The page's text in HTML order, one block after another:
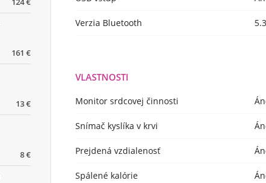
Verzia Bluetooth 5.3
VLASTNOSTI
Monitor srdcovej činnosti
Snímač kyslíka v krvi
Prejdená vzdialenosť
Spálené kalórie
161 €
13 €
8 €